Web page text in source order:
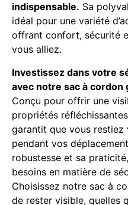
indispensable. Sa
idéal pour une variété
offrant confort, sécurité
vous alliez.
Investissez dans votre
avec notre sac à
Conçu pour offrir une
propriétés
garantit que vous restiez
pendant vos
robustesse et sa
besoins en matière de
Choisissez notre sac à
de rester visible, quelles